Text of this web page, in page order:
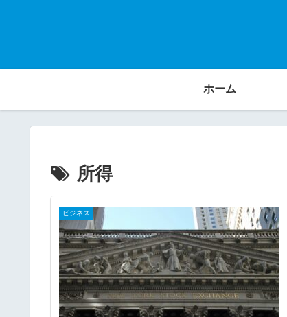
ホーム
所得
ビジネス